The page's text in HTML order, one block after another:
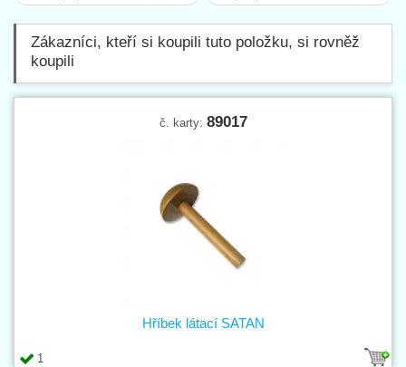
Zákazníci, kteří si koupili tuto položku, si rovněž
koupili
č. karty: 89017
1
Hříbek látací SATAN